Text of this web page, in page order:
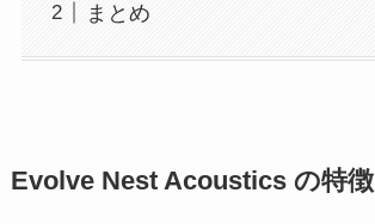
まとめ
Evolve Nest Acoustics の特徴